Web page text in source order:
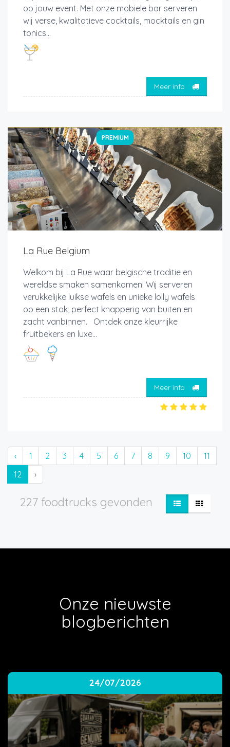
op jouw event. Met onze mobiele bar serveren
wij verse, kwalitatieve cocktails, mocktails en gin
tonics...
Meer info
PREMIUM
La Rue Belgium
Welkom bij La Rue waar belgische traditie en
wereldse smaken samenkomen! Wij serveren
verukkelijke luikse wafels en unieke lolly wafels
op een stok, perfect knapperig van buiten en
zacht vanbinnen. Ontdek onze kleurrijke
fruitbekers en luxe...
Meer info
‹ 1 2 3 4 5 6 7 8 9 10
11
12
›
227 foodtrucks gevonden
Onze nieuwste
blogberichten
24/07/2026